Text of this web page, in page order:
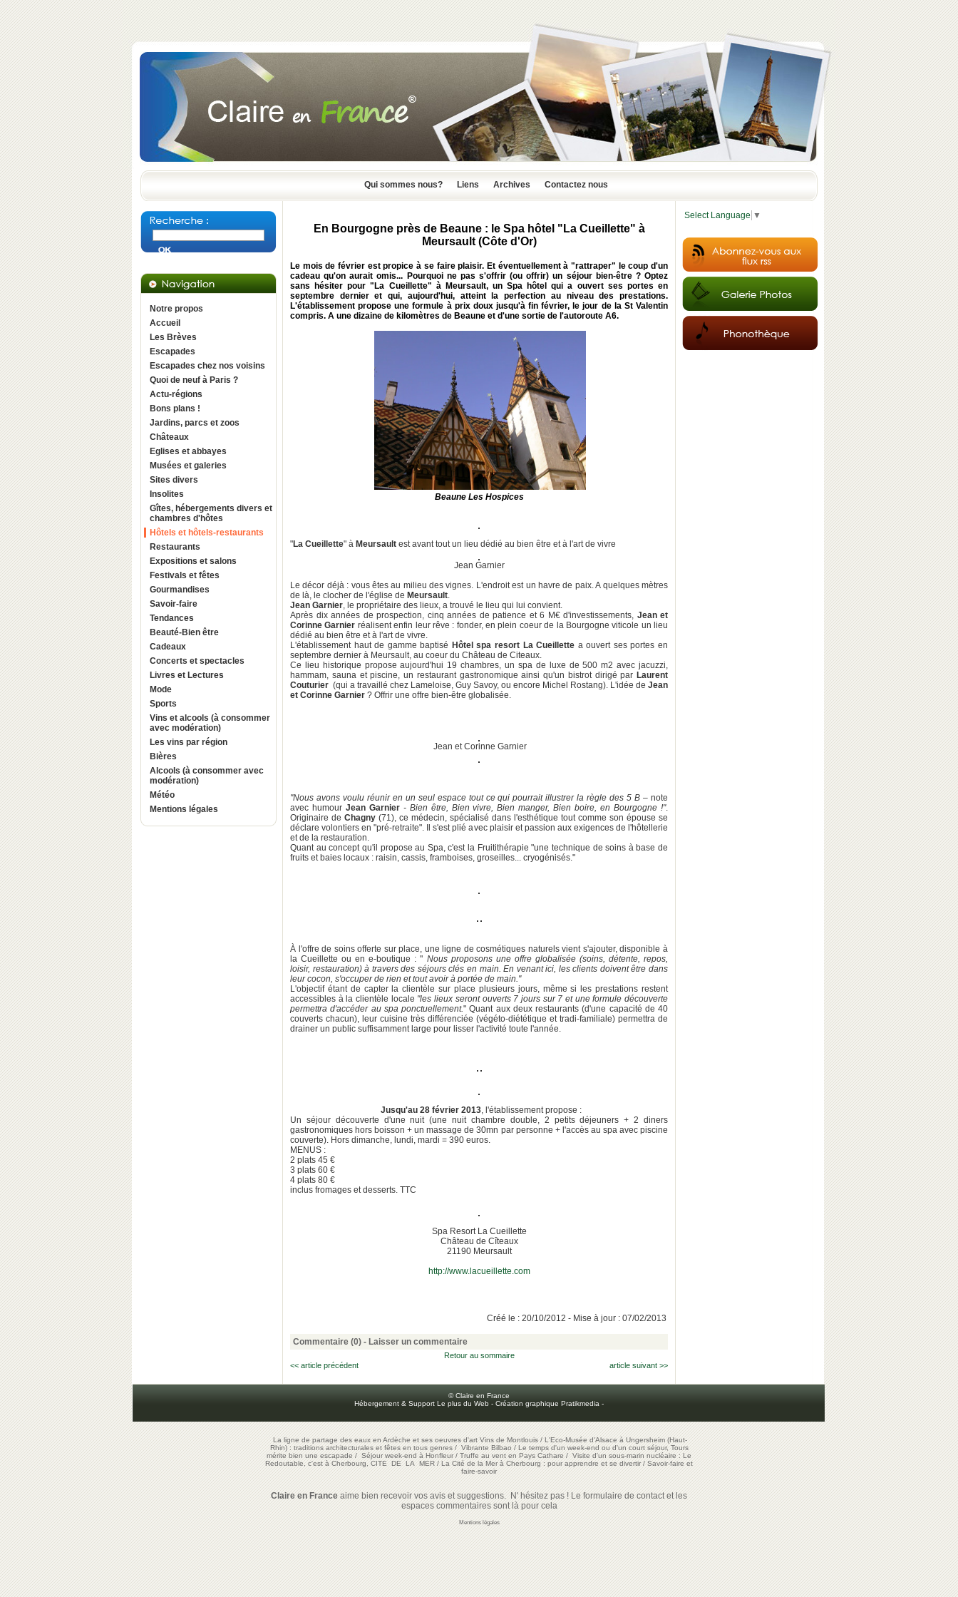
Qui sommes nous? Liens Archives Contactez nous
Notre propos
Accueil
Les Brèves
Escapades
Escapades chez nos voisins
Quoi de neuf à Paris ?
Actu-régions
Bons plans !
Jardins, parcs et zoos
Châteaux
Eglises et abbayes
Musées et galeries
Sites divers
Insolites
Gîtes, hébergements divers et
chambres d'hôtes
Hôtels et hôtels-restaurants
Restaurants
Expositions et salons
Festivals et fêtes
Gourmandises
Savoir-faire
Tendances
Beauté-Bien être
Cadeaux
Concerts et spectacles
Livres et Lectures
Mode
Sports
Vins et alcools (à consommer
avec modération)
Les vins par région
Bières
Alcools (à consommer avec
modération)
Météo
Mentions légales
En Bourgogne près de Beaune : le Spa hôtel "La Cueillette" à
Meursault (Côte d'Or)
Le mois de février est propice à se faire plaisir. Et éventuellement à "rattraper" le coup d'un
cadeau qu'on aurait omis... Pourquoi ne pas s'offrir (ou offrir) un séjour bien-être ? Optez
sans hésiter pour " La Cueillette" à Meursault, un Spa hôtel qui a ouvert ses portes en
septembre dernier et qui, aujourd'hui, atteint la perfection au niveau des prestations.
L'établissement propose une formule à prix doux jusqu'à fin février, le jour de la St Valentin
compris. A une dizaine de kilomètres de Beaune et d'une sortie de l'autoroute A6.
Beaune Les Hospices
"La Cueillette" à Meursault est avant tout un lieu dédié au bien être et à l'art de vivre
Jean Garnier
Le décor déjà : vous êtes au milieu des vignes. L'endroit est un havre de paix. A quelques mètres
de là, le clocher de l'église de Meursault.
Jean Garnier, le propriétaire des lieux, a trouvé le lieu qui lui convient.
Après dix années de prospection, cinq années de patience et 6 M€ d'investissements, Jean et
Corinne Garnier réalisent enfin leur rêve : fonder, en plein coeur de la Bourgogne viticole un lieu
dédié au bien être et à l'art de vivre.
L'établissement haut de gamme baptisé Hôtel spa resort La Cueillette a ouvert ses portes en
septembre dernier à Meursault, au coeur du Château de Citeaux.
Ce lieu historique propose aujourd'hui 19 chambres, un spa de luxe de 500 m2 avec jacuzzi,
hammam, sauna et piscine, un restaurant gastronomique ainsi qu'un bistrot dirigé par Laurent
Couturier (qui a travaillé chez Lameloise, Guy Savoy, ou encore Michel Rostang). L'idée de Jean
et Corinne Garnier ? Offrir une offre bien-être globalisée.
Jean et Corinne Garnier
"Nous avons voulu réunir en un seul espace tout ce qui pourrait illustrer la règle des 5 B – note
avec humour Jean Garnier- Bien être, Bien vivre, Bien manger, Bien boire, en Bourgogne !".
Originaire de Chagny (71), ce médecin, spécialisé dans l'esthétique tout comme son épouse se
déclare volontiers en "pré-retraite". Il s'est plié avec plaisir et passion aux exigences de l'hôtellerie
et de la restauration.
Quant au concept qu'il propose au Spa, c'est la Fruitithérapie "une technique de soins à base de
fruits et baies locaux : raisin, cassis, framboises, groseilles... cryogénisés."
À l'offre de soins offerte sur place, une ligne de cosmétiques naturels vient s'ajouter, disponible à
la Cueillette ou en e-boutique : " Nous proposons une offre globalisée (soins, détente, repos,
loisir, restauration) à travers des séjours clés en main. En venant ici, les clients doivent être dans
leur cocon, s'occuper de rien et tout avoir à portée de main."
L'objectif étant de capter la clientèle sur place plusieurs jours, même si les prestations restent
accessibles à la clientèle locale "les lieux seront ouverts 7 jours sur 7 et une formule découverte
permettra d'accéder au spa ponctuellement." Quant aux deux restaurants (d'une capacité de 40
couverts chacun), leur cuisine très différenciée (végéto-diététique et tradi-familiale) permettra de
drainer un public suffisamment large pour lisser l'activité toute l'année.
Jusqu'au 28 février 2013, l'établissement propose :
Un séjour découverte d'une nuit (une nuit chambre double, 2 petits déjeuners + 2 diners
gastronomiques hors boisson + un massage de 30mn par personne + l'accès au spa avec piscine
couverte). Hors dimanche, lundi, mardi = 390 euros.
MENUS :
2 plats 45 €
3 plats 60 €
4 plats 80 €
inclus fromages et desserts. TTC
Spa Resort La Cueillette
Château de Cîteaux
21190 Meursault
http://www.lacueillette.com
Créé le : 20/10/2012 - Mise à jour : 07/02/2013
Commentaire (0) - Laisser un commentaire
Retour au sommaire
article suivant >>
<< article précédent
Select Language ▼
© Claire en France
Hébergement & Support Le plus du Web - Création graphique Pratikmedia -
La ligne de partage des eaux en Ardèche et ses oeuvres d'art Vins de Montlouis/L'Eco-Musée d'Alsace à Ungersheim (Haut-
Rhin) : traditions architecturales et fêtes en tous genres/Vibrante Bilbao/Le temps d'un week-end ou d'un court séjour, Tours
mérite bien une escapade/Séjour week-end à Honfleur/Truffe au vent en Pays Cathare/Visite d'un sous-marin nucléaire : Le
Redoutable, c'est à Cherbourg, CITE DE LA MER/La Cité de la Mer à Cherbourg : pour apprendre et se divertir/Savoir-faire et
faire-savoir
Claire en Franceaime bien recevoir vos avis et suggestions. N' hésitez pas ! Le formulaire de contact et les
espaces commentaires sont là pour cela
Mentions légales